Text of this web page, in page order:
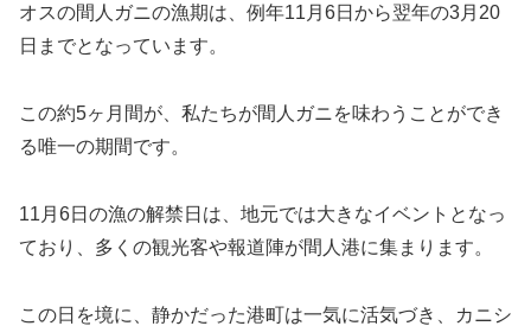
オスの間人ガニの漁期は、例年11月6日から翌年の3月20
日までとなっています。
この約5ヶ月間が、私たちが間人ガニを味わうことができ
る唯一の期間です。
11月6日の漁の解禁日は、地元では大きなイベントとなっ
ており、多くの観光客や報道陣が間人港に集まります。
この日を境に、静かだった港町は一気に活気づき、カニシ